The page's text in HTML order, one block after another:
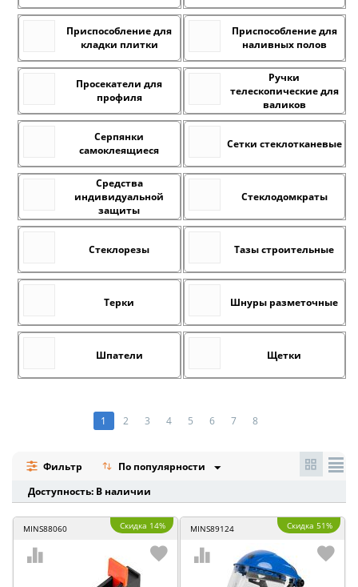
Приспособление для
кладки плитки
Приспособление для
наливных полов
Просекатели для
профиля
Ручки
телескопические для
валиков
Серпянки
самоклеящиеся
Сетки стеклотканевые
Средства
индивидуальной
защиты
Стеклодомкраты
Стеклорезы Тазы строительные
Терки Шнуры разметочные
Шпатели Щетки
1 2 3 4 5 6 7 8
Фильтр
По популярности
Доступность: В наличии
MINS88060 Скидка 14% MINS89124 Скидка 51%